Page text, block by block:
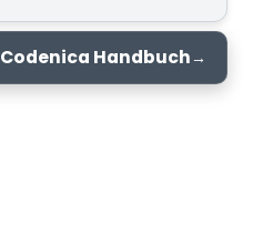
Codenica Handbuch